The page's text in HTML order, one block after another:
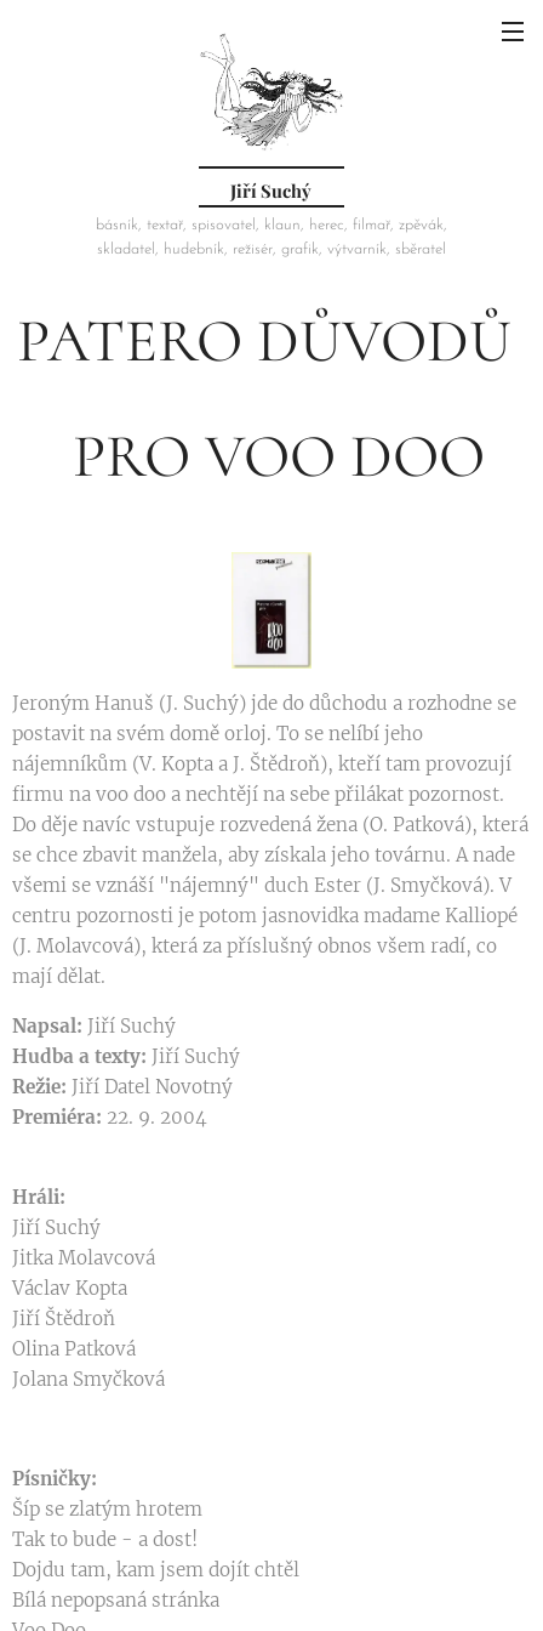
Jiří Suchý
básník, textař, spisovatel, klaun, herec, filmař, zpěvák,
skladatel, hudebník, režisér, grafik, výtvarník, sběratel
PATERO DŮVODŮ
PRO VOO DOO
Jeroným Hanuš (J. Suchý) jde do důchodu a rozhodne se
postavit na svém domě orloj. To se nelíbí jeho
nájemníkům (V. Kopta a J. Štědroň), kteří tam provozují
firmu na voo doo a nechtějí na sebe přilákat pozornost.
Do děje navíc vstupuje rozvedená žena (O. Patková), která
se chce zbavit manžela, aby získala jeho továrnu. A nade
všemi se vznáší "nájemný" duch Ester (J. Smyčková). V
centru pozornosti je potom jasnovidka madame Kalliopé
(J. Molavcová), která za příslušný obnos všem radí, co
mají dělat.
Napsal: Jiří Suchý
Hudba a texty: Jiří Suchý
Režie: Jiří Datel Novotný
Premiéra: 22. 9. 2004
Hráli:
Jiří Suchý
Jitka Molavcová
Václav Kopta
Jiří Štědroň
Olina Patková
Jolana Smyčková
Písničky:
Šíp se zlatým hrotem
Tak to bude - a dost!
Dojdu tam, kam jsem dojít chtěl
Bílá nepopsaná stránka